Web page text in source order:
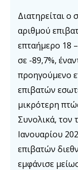
Διατηρείται ο
αριθμού
επταήμερο 18
σε -89,7%,
προηγούμενο
επιβατών
μικρότερη
Συνολικά, τον
Ιανουαρίου
επιβατών
εμφάνισε